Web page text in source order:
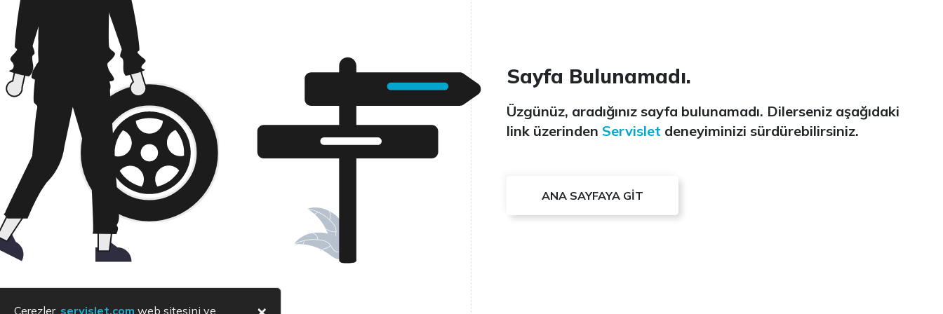
Sayfa Bulunamadı.
Üzgünüz, aradığınız sayfa bulunamadı. Dilerseniz aşağıdaki
link üzerinden Servislet deneyiminizi sürdürebilirsiniz.
ANA SAYFAYA GİT
Çerezler, servislet.com web sitesini ve